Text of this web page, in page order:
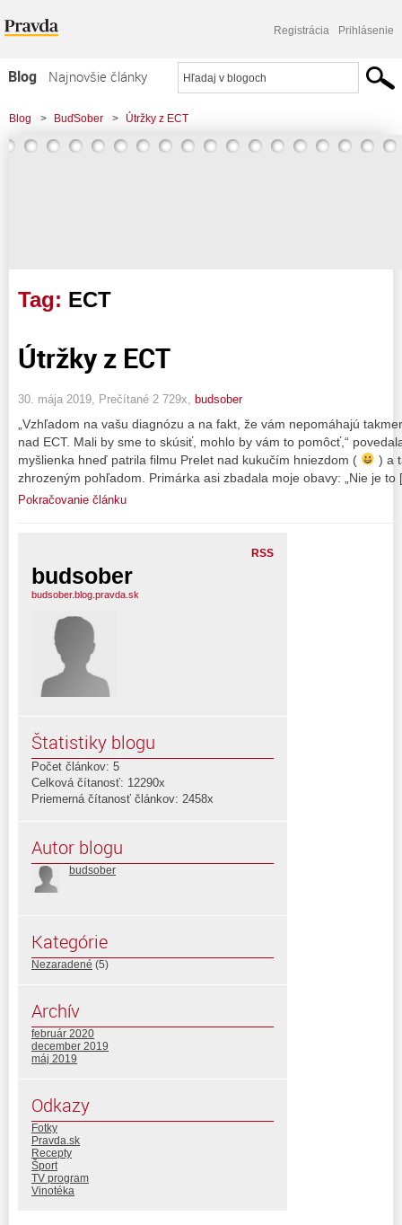
Registrácia Prihlásenie
Blog
Najnovšie články
Najčítanejšie články
Najkomentovanejšie články
Blog > BuďSober > Útržky z ECT
Tag: ECT
Útržky z ECT
30. mája 2019, Prečítané 2 729x, budsober
„Vzhľadom na vašu diagnózu a na fakt, že vám nepomáhajú
nad ECT. Mali by sme to skúsiť, mohlo by vám to pomôcť,“
myšlienka hneď patrila filmu Prelet nad kukučím hniezdom (
) a
zhrozeným pohľadom. Primárka asi zbadala moje obavy: „Nie je
Pokračovanie článku
RSS
budsober
budsober.blog.pravda.sk
Štatistiky blogu
Počet článkov: 5
Celková čítanosť: 12290x
Priemerná čítanosť článkov: 2458x
Autor blogu
budsober
Kategórie
Nezaradené (5)
Archív
február 2020
december 2019
máj 2019
Odkazy
Fotky
Pravda.sk
Recepty
Šport
TV program
Vinotéka